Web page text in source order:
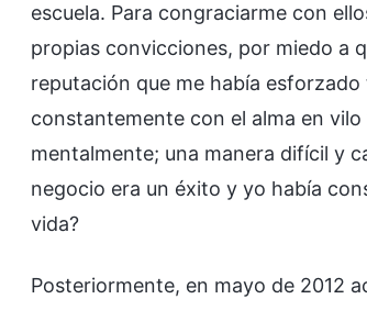
escuela. Para congraciarme con
propias convicciones, por miedo a
reputación que me había
constantemente con el alma en
mentalmente; una manera difícil y
negocio era un éxito y yo había
vida?
Posteriormente, en mayo de 2012